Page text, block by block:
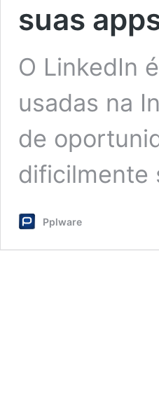
suas
O LinkedIn
usadas na
de
dificilmente
Pplware